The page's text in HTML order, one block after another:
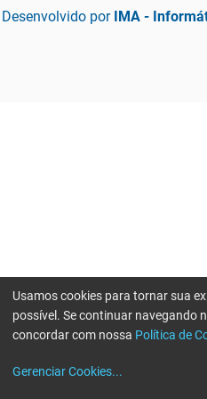
Desenvolvido por IMA -
Usamos cookies para tornar sua
possível. Se continuar navegando
concordar com nossa Política de
Gerenciar Cookies...
Erro ao enviar informações, por